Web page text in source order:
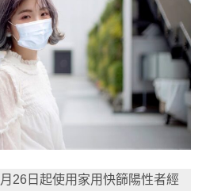
26日起使用家用快篩陽性者經